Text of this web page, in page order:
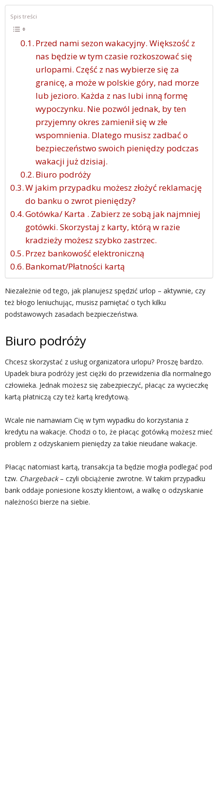
Spis treści
Przed nami sezon wakacyjny. Większość z
nas będzie w tym czasie rozkoszować się
urlopami. Część z nas wybierze się za
granicę, a może w polskie góry, nad morze
lub jezioro. Każda z nas lubi inną formę
wypoczynku. Nie pozwól jednak, by ten
przyjemny okres zamienił się w złe
wspomnienia. Dlatego musisz zadbać o
bezpieczeństwo swoich pieniędzy podczas
wakacji już dzisiaj.
Biuro podróży
W jakim przypadku możesz złożyć reklamację
do banku o zwrot pieniędzy?
Gotówka/ Karta . Zabierz ze sobą jak najmniej
gotówki. Skorzystaj z karty, którą w razie
kradzieży możesz szybko zastrzec.
Przez bankowość elektroniczną
Bankomat/Płatności kartą
Niezależnie od tego, jak planujesz spędzić urlop – aktywnie, czy
też błogo leniuchując, musisz pamiętać o tych kilku
podstawowych zasadach bezpieczeństwa.
Biuro podróży
Chcesz skorzystać z usług organizatora urlopu? Proszę bardzo.
Upadek biura podróży jest ciężki do przewidzenia dla normalnego
człowieka. Jednak możesz się zabezpieczyć, płacąc za wycieczkę
kartą płatniczą czy też kartą kredytową.
Wcale nie namawiam Cię w tym wypadku do korzystania z
kredytu na wakacje. Chodzi o to, że płacąc gotówką możesz mieć
problem z odzyskaniem pieniędzy za takie nieudane wakacje.
Płacąc natomiast kartą, transakcja ta będzie mogła podlegać pod
tzw. Chargeback– czyli obciążenie zwrotne. W takim przypadku
bank oddaje poniesione koszty klientowi, a walkę o odzyskanie
należności bierze na siebie.